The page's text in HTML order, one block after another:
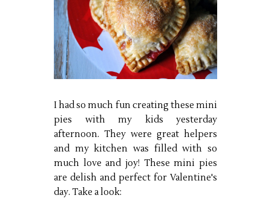
I had so much fun creating these mini
pies with my kids yesterday
afternoon. They were great helpers
and my kitchen was filled with so
much love and joy! These mini pies
are delish and perfect for Valentine's
day. Take a look: